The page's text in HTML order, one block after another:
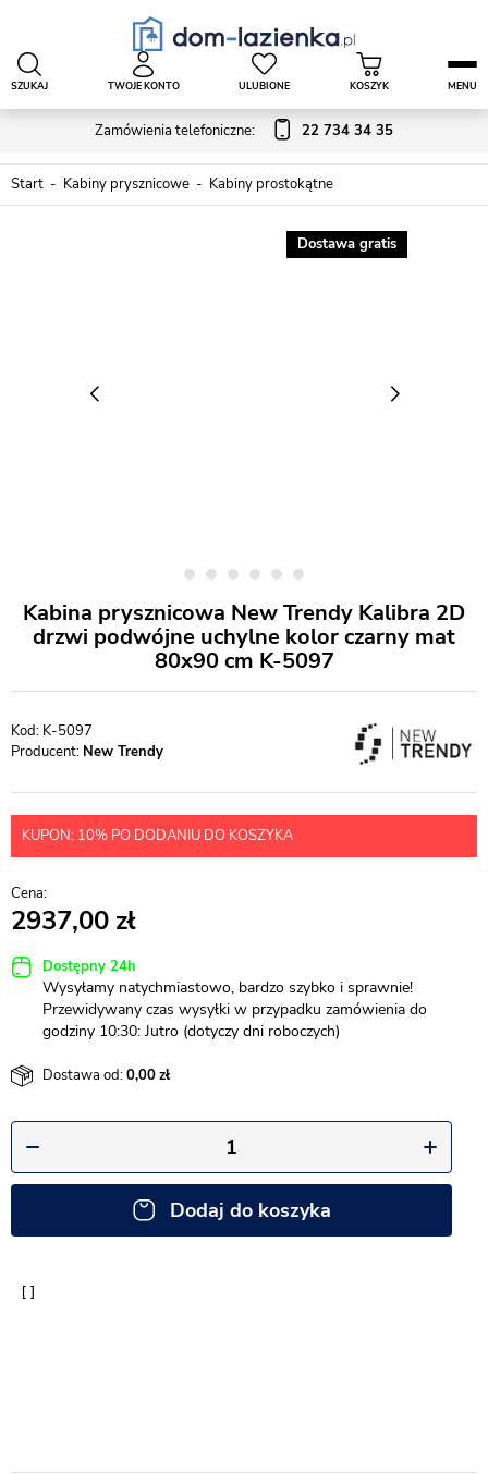
Zamówienia telefoniczne: 22 734 34 35
SZUKAJ TWOJE KONTO ULUBIONE KOSZYK MENU
Start Kabiny prysznicowe Kabiny prostokątne
Dostawa gratis
Kabina prysznicowa New Trendy Kalibra 2D
drzwi podwójne uchylne kolor czarny mat
80x90 cm K-5097
K-5097
Producent: New Trendy
KUPON: 10% PO DODANIU DO KOSZYKA
2937,00
Dostępny 24h
Wysyłamy natychmiastowo, bardzo szybko i sprawnie!
Przewidywany czas wysyłki w przypadku zamówienia do
godziny 10:30: Jutro (dotyczy dni roboczych)
Dostawa od:0,00
Dodaj do koszyka